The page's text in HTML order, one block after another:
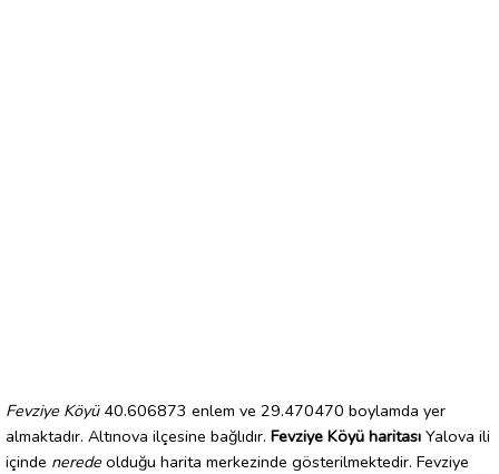
Fevziye Köyü40.606873 enlem ve 29.470470 boylamda yer
almaktadır. Altınova ilçesine bağlıdır. Fevziye Köyü haritası Yalova ili
içinde nerede olduğu harita merkezinde gösterilmektedir. Fevziye